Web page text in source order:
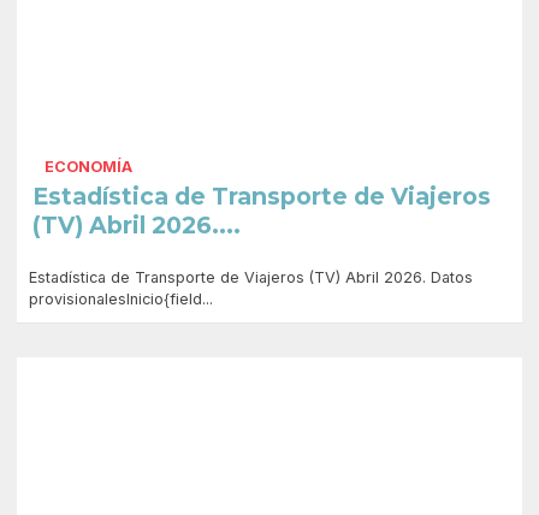
ECONOMÍA
Estadística de Transporte de Viajeros
(TV) Abril 2026....
Estadística de Transporte de Viajeros (TV) Abril 2026. Datos
provisionalesInicio{field...